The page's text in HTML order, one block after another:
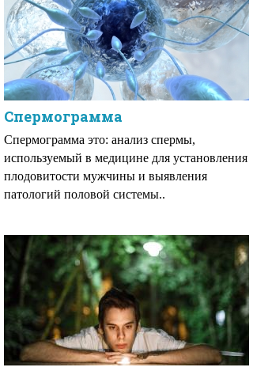
Спермограмма
Спермограмма это: анализ спермы,
используемый в медицине для установления
плодовитости мужчины и выявления
патологий половой системы..